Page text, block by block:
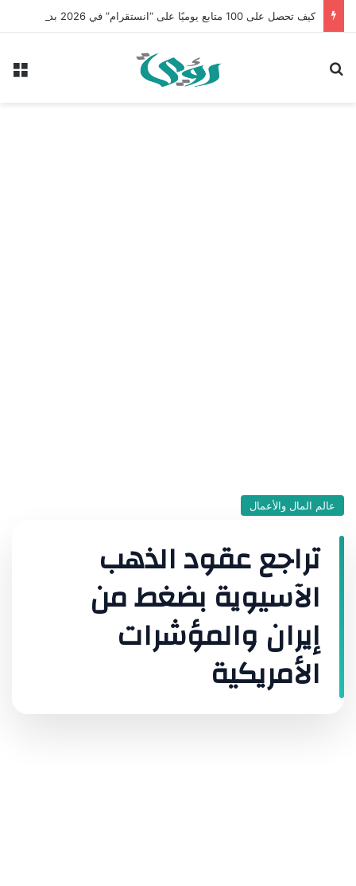
عالم المال والأعمال
تراجع عقود الذهب
الآسيوية بضغط من
إيران والمؤشرات
الأمريكية